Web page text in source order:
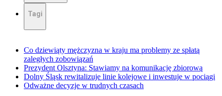
Tagi
Co dziewiąty mężczyzna w kraju ma problemy ze spłatą
zaległych zobowiązań
Prezydent Olsztyna: Stawiamy na komunikację zbiorową
Dolny Śląsk rewitalizuje linie kolejowe i inwestuje w pociągi
Odważne decyzje w trudnych czasach